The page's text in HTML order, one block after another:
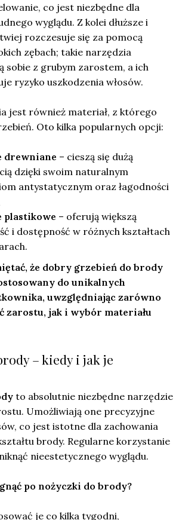
co jest niezbędne dla
wyglądu. Z kolei dłuższe i
rozczesuje się za pomocą
zębach; takie narzędzia
sobie z grubym zarostem, a ich
ryzyko uszkodzenia włosów.
jest również materiał, z którego
Oto kilka popularnych opcji:
drewniane – cieszą się dużą
dzięki swoim naturalnym
antystatycznym oraz łagodności
plastikowe – oferują większą
i dostępność w różnych kształtach
że dobry grzebień do brody
do unikalnych
uwzględniając zarówno
zarostu, jak i wybór materiału
– kiedy i jak je
to absolutnie niezbędne narzędzie
Umożliwiają one precyzyjne
co jest istotne dla zachowania
brody. Regularne korzystanie
nieestetycznego wyglądu.
po nożyczki do brody?
je co kilka tygodni,